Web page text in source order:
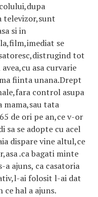
televizor,sunt
si in
se
tot
asa curvarie
fiinta unana.Drept
control asupa
tata
de ori pe an,ce v-or
sa se adopte cu acel
dispare vine altul,ce
.ca bagati minte
a ajuns, ca casatoria
ai folosit l-ai dat
ce hal a ajuns.